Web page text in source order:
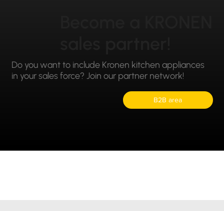
Do you want to include Kronen kitchen appliances
in your sales force? Join our partner network!
B2B area